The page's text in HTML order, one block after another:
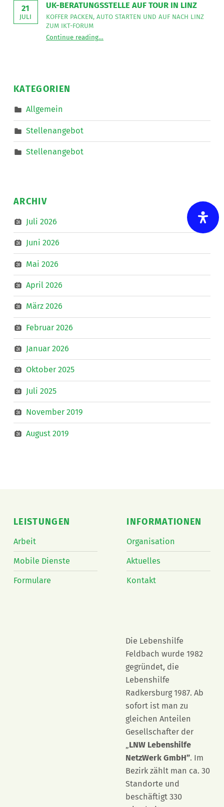
in
Straden
”
21
JULI
UK-BERATUNGSSTELLE AUF TOUR IN LINZ
KOFFER PACKEN, AUTO STARTEN UND AUF NACH LINZ
ZUM IKT-FORUM
Continue readingUK-Beratungsstelle auf Tour in Linz
Koffer
…
KATEGORIEN
Allgemein
Stellenangebot
Stellenangebot
ARCHIV
Juli 2026
Juni 2026
Mai 2026
April 2026
März 2026
Februar 2026
Januar 2026
Oktober 2025
Juli 2025
November 2019
August 2019
LEISTUNGEN
Arbeit
Mobile Dienste
Formulare
INFORMATIONEN
Organisation
Aktuelles
Kontakt
Die Lebenshilfe
Feldbach wurde 1982
gegründet, die
Lebenshilfe
Radkersburg 1987. Ab
sofort ist man zu
gleichen Anteilen
Gesellschafter der
„LNW Lebenshilfe
NetzWerk GmbH”. Im
Bezirk zählt man ca. 30
Standorte und
beschäftigt 330